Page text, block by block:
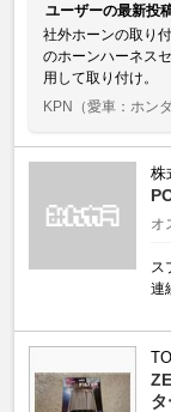
ユーザーの最新投
社外ホーンの取り
のホーンハーネス
用して取り付け。
KPN （愛車：ホン
株
オ
ス
連